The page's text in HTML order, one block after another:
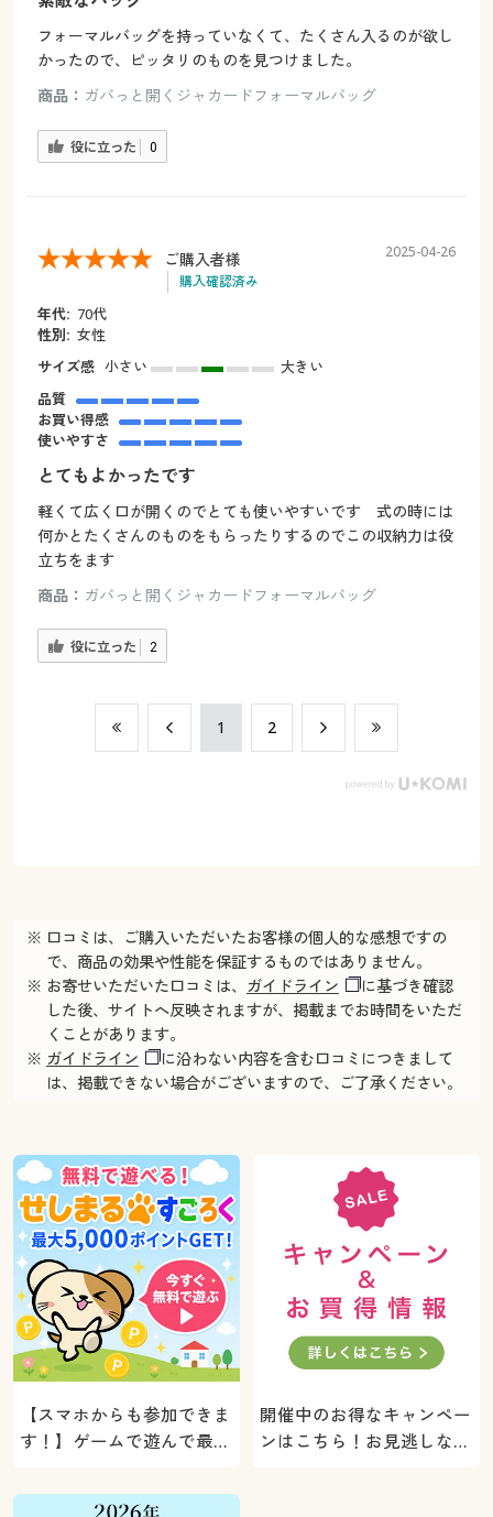
フォーマルバッグを持っていなくて、たくさん入るのが欲し
かったので、ピッタリのものを見つけました。
商品： ガバっと開くジャカードフォーマルバッグ
役に立った 0
ご購入者様
購入確認済み
2025-04-26
年代: 70代
性別: 女性
サイズ感 小さい
大きい
品質
お買い得感
使いやすさ
とてもよかったです
軽くて広く口が開くのでとても使いやすいです 式の時には
何かとたくさんのものをもらったりするのでこの収納力は役
立ちをます
商品： ガバっと開くジャカードフォーマルバッグ
役に立った 2
​1 ​2
※ 口コミは、ご購入いただいたお客様の個人的な感想ですの
で、商品の効果や性能を保証するものではありません。
※ お寄せいただいた口コミは、 ガイドライン
に基づき確認
した後、サイトへ反映されますが、掲載までお時間をいただ
くことがあります。
※ ガイドライン
に沿わない内容を含む口コミにつきまして
は、掲載できない場合がございますので、ご了承ください。
【スマホからも参加できま
す！】ゲームで遊んで最大
ト！
開催中のお得なキャンペー
ンはこちら！お見逃しな